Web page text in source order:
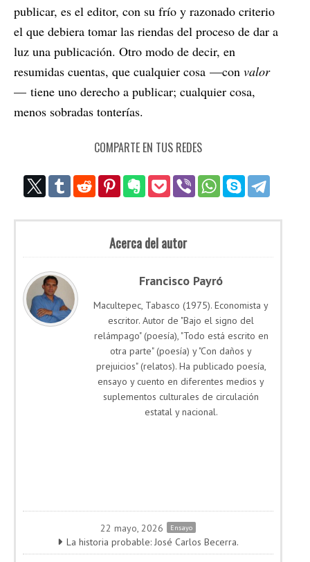
publicar, es el editor, con su frío y razonado criterio
el que debiera tomar las riendas del proceso de dar a
luz una publicación. Otro modo de decir, en
resumidas cuentas, que cualquier cosa —con valor
— tiene uno derecho a publicar; cualquier cosa,
menos sobradas tonterías.
COMPARTE EN TUS REDES
Acerca del autor
Francisco Payró
Macultepec, Tabasco (1975). Economista y
escritor. Autor de "Bajo el signo del
relámpago" (poesía), "Todo está escrito en
otra parte" (poesía) y "Con daños y
prejuicios" (relatos). Ha publicado poesía,
ensayo y cuento en diferentes medios y
suplementos culturales de circulación
estatal y nacional.
22 mayo, 2026 Ensayo
La historia probable: José Carlos Becerra.